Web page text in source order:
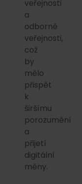
veřejnosti
a
odborné
veřejnosti,
což
by
mělo
přispět
k
širšímu
porozumění
a
přijetí
digitální
měny.